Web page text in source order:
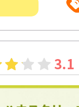
3.1